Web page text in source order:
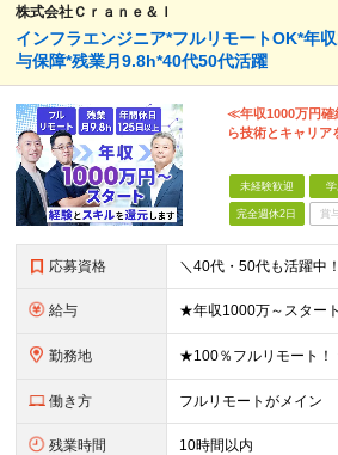
株式会社Ｃｒａｎｅ＆Ｉ
インフラエンジニア*フルリモートOK*年
与保障*残業月9.8h*40代50代活躍
≪年収1000万円確
ら技術とキャリア
未経験歓迎 学
完全週休2日 賞
応募資格
給与
勤務地
働き方 フルリモートがメイン
残業時間 10時間以内